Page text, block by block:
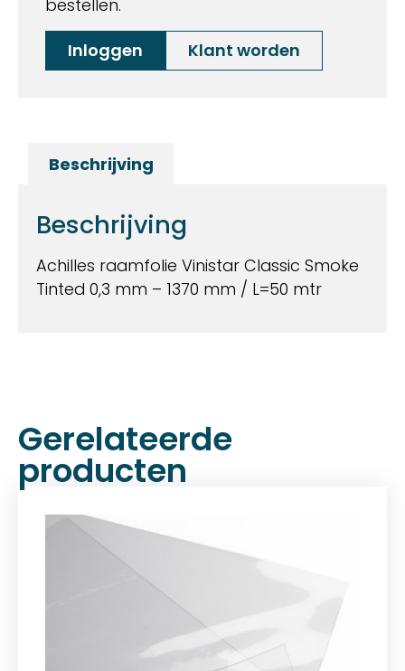
bestellen.
Inloggen
Klant worden
Beschrijving
Beschrijving
Achilles raamfolie Vinistar Classic Smoke
Tinted 0,3 mm – 1370 mm / L=50 mtr
Gerelateerde
producten